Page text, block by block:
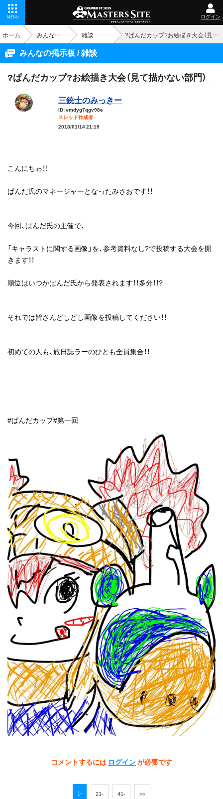
MENU ログイン
ホーム みんなの掲示板 雑談 ?ぱんだカップ?お絵描き大会（見て描かない部門）
みんなの掲示板 / 雑談
?ぱんだカップ?お絵描き大会（見て描かない部門）
三銃士のみっきー
ID: vmdyg7qgv98e
スレッド作成者
2018/01/14 21:19
こんにちゎ！！
ぱんだ氏のマネージャーとなったみさおです！！
今回、ぱんだ氏の主催で、
「キャラストに関する画像」を、参考資料なし?で投稿する大会を開
きます！！
順位はいつかぱんだ氏から発表されます！！多分！！?
それでは皆さんどしどし画像を投稿してください！！
初めての人も、旅日誌ラーのひとも全員集合！！
#ぱんだカップ#第一回
コメントするには ログインが必要です
1- 21- 41- >>